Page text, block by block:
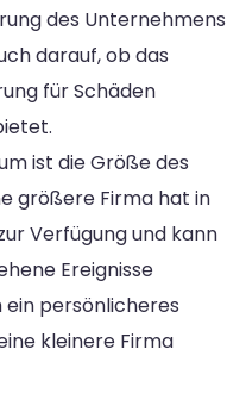
des Unternehmens
darauf, ob das
für Schäden
ist die Größe des
größere Firma hat in
Verfügung und kann
Ereignisse
persönlicheres
kleinere Firma